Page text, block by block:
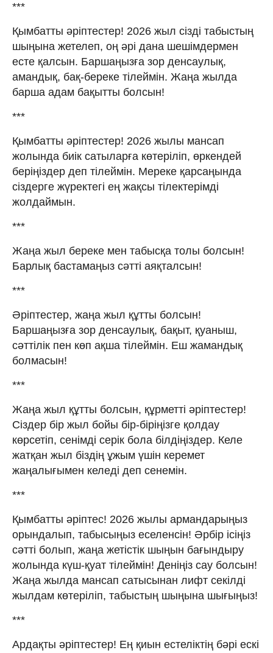
***
Қымбатты әріптестер! 2026 жыл сізді табыстың
шыңына жетелеп, оң әрі дана шешімдермен
есте қалсын. Баршаңызға зор денсаулық,
амандық, бақ-береке тілеймін. Жаңа жылда
барша адам бақытты болсын!
***
Қымбатты әріптестер! 2026 жылы мансап
жолында биік сатыларға көтеріліп, өркендей
беріңіздер деп тілеймін. Мереке қарсаңында
сіздерге жүректегі ең жақсы тілектерімді
жолдаймын.
***
Жаңа жыл береке мен табысқа толы болсын!
Барлық бастамаңыз сәтті аяқталсын!
***
Әріптестер, жаңа жыл құтты болсын!
Баршаңызға зор денсаулық, бақыт, қуаныш,
сәттілік пен көп ақша тілеймін. Еш жамандық
болмасын!
***
Жаңа жыл құтты болсын, құрметті әріптестер!
Сіздер бір жыл бойы бір-біріңізге қолдау
көрсетіп, сенімді серік бола білдіңіздер. Келе
жатқан жыл біздің ұжым үшін керемет
жаңалығымен келеді деп сенемін.
***
Қымбатты әріптес! 2026 жылы армандарыңыз
орындалып, табысыңыз еселенсін! Әрбір ісіңіз
сәтті болып, жаңа жетістік шыңын бағындыру
жолында күш-қуат тілеймін! Деніңіз сау болсын!
Жаңа жылда мансап сатысынан лифт секілді
жылдам көтеріліп, табыстың шыңына шығыңыз!
***
Ардақты әріптестер! Ең қиын естеліктің бәрі ескі